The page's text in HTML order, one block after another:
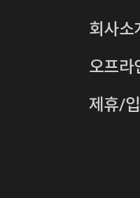
-0149
산로14길 12 (신당
회사소
오프라
제휴/